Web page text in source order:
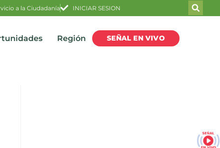
a la Ciudadanía INICIAR SESION
Región SEÑAL EN VIVO